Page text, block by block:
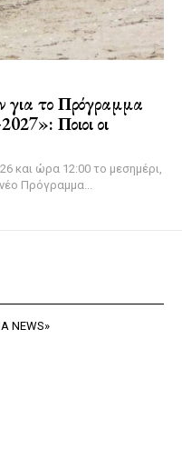
για το Πρόγραμμα
Ποιοι οι
και ώρα 12:00 το μεσημέρι,
Πρόγραμμα...
NEWS»